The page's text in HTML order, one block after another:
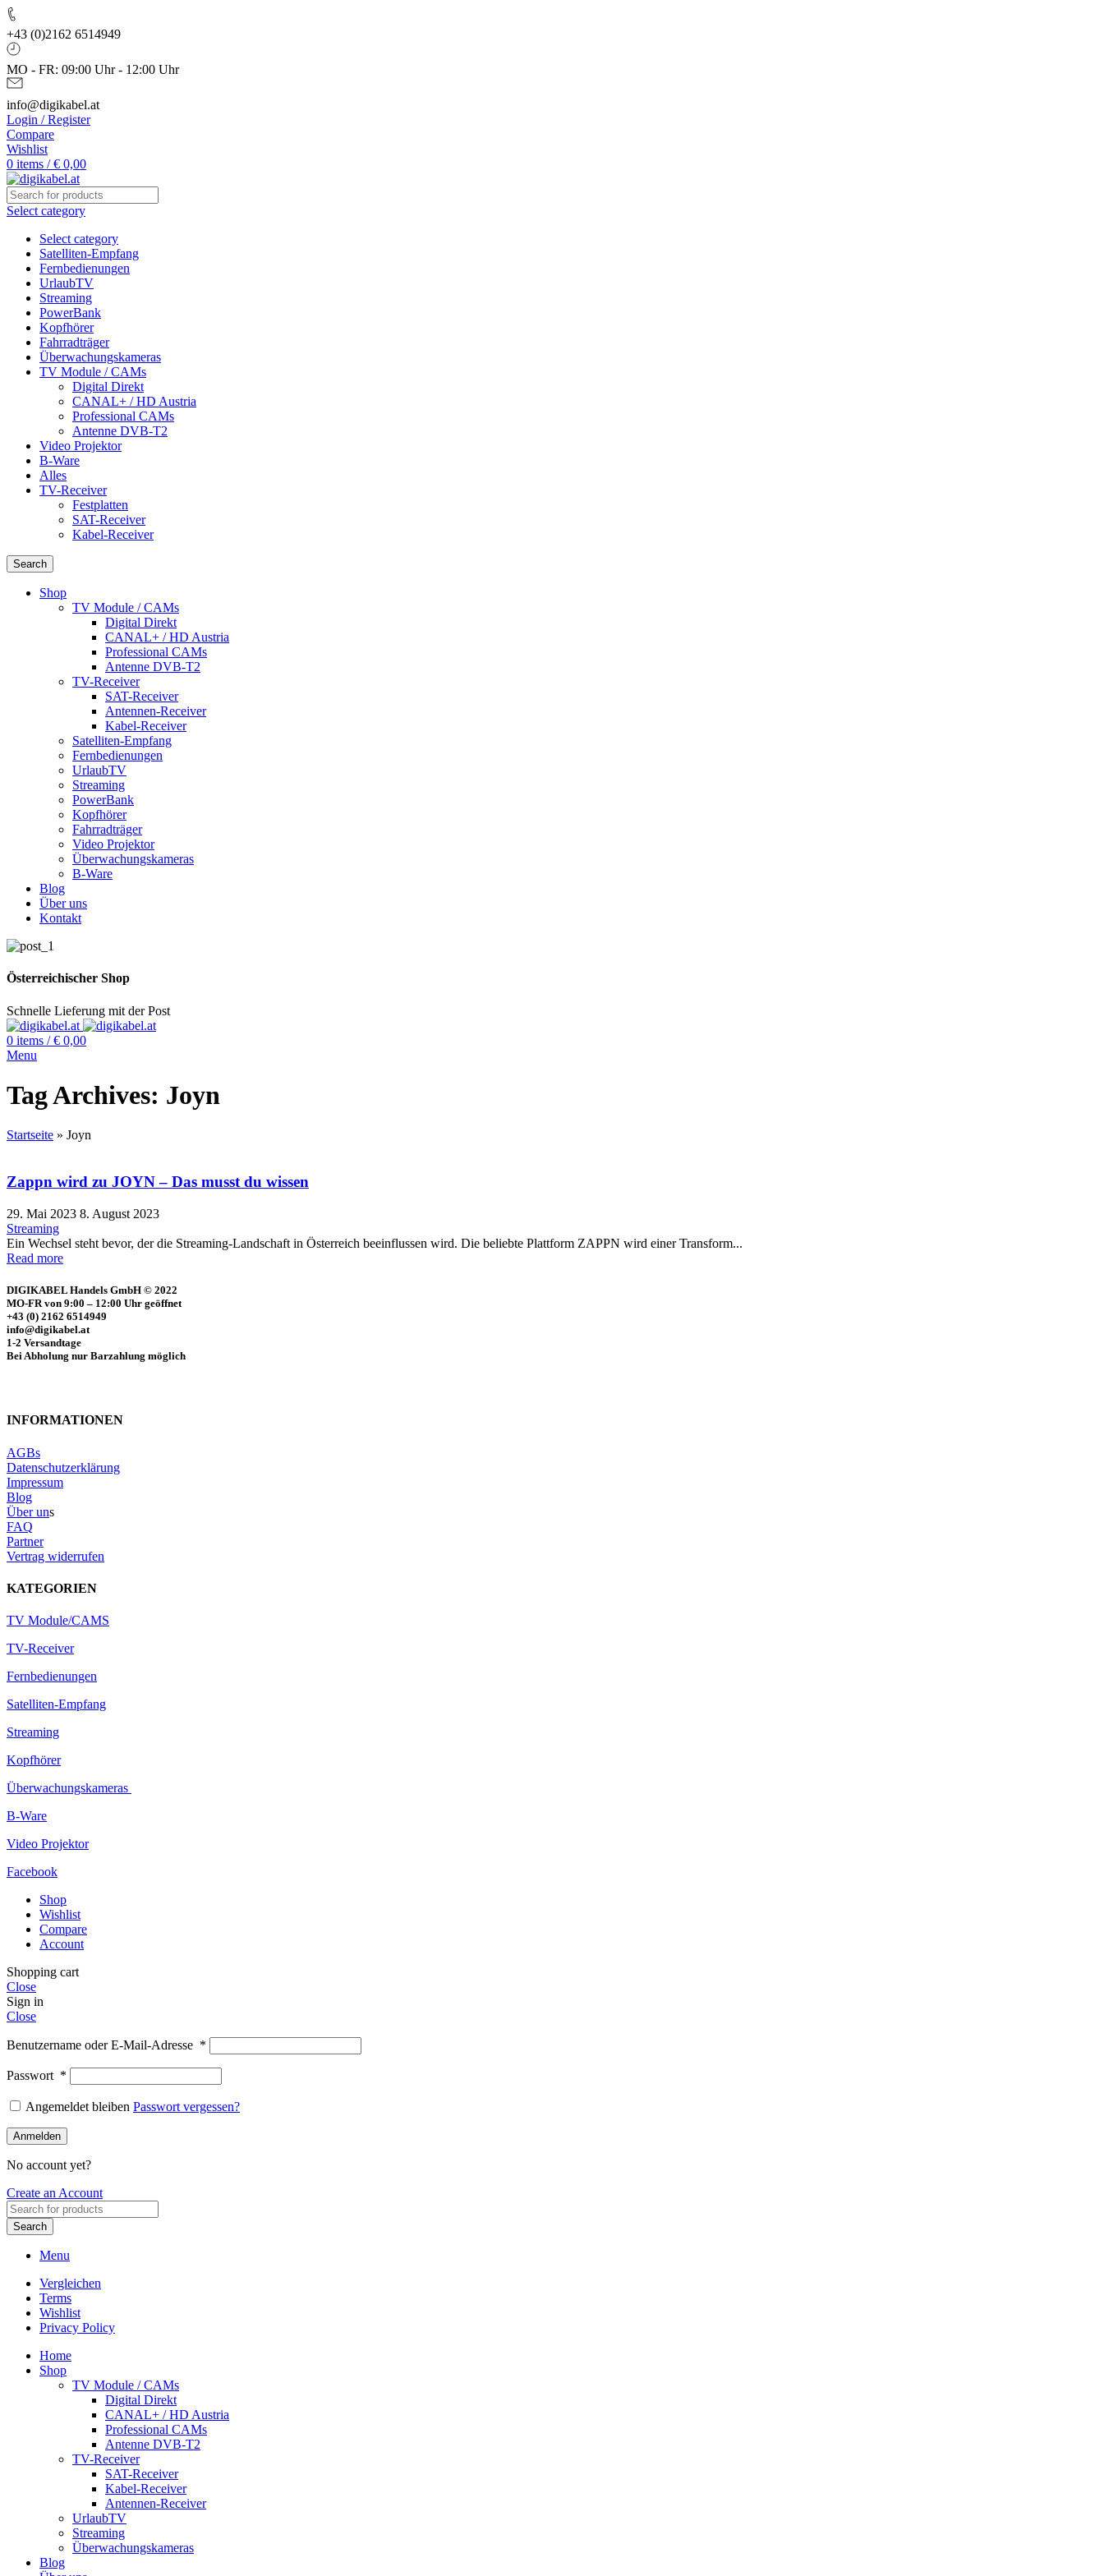
+43 (0)2162 6514949
MO - FR: 09:00 Uhr - 12:00 Uhr
info@digikabel.at
Login / Register
Compare
Wishlist
0 items / € 0,00
Select category
Select category
Satelliten-Empfang
Fernbedienungen
UrlaubTV
Streaming
PowerBank
Kopfhörer
Fahrradträger
Überwachungskameras
TV Module / CAMs
Digital Direkt
CANAL+ / HD Austria
Professional CAMs
Antenne DVB-T2
Video Projektor
B-Ware
Alles
TV-Receiver
Festplatten
SAT-Receiver
Kabel-Receiver
Search
Shop
TV Module / CAMs
Digital Direkt
CANAL+ / HD Austria
Professional CAMs
Antenne DVB-T2
TV-Receiver
SAT-Receiver
Antennen-Receiver
Kabel-Receiver
Satelliten-Empfang
Fernbedienungen
UrlaubTV
Streaming
PowerBank
Kopfhörer
Fahrradträger
Video Projektor
Überwachungskameras
B-Ware
Blog
Über uns
Kontakt
Österreichischer Shop
Schnelle Lieferung mit der Post
0 items / € 0,00
Menu
Tag Archives: Joyn
Startseite » Joyn
Zappn wird zu JOYN – Das musst du wissen
29. Mai 2023 8. August 2023
Streaming
Ein Wechsel steht bevor, der die Streaming-Landschaft in Österreich beeinflussen wird. Die beliebte Plattform ZAPPN wird einer Transform...
Read more
DIGIKABEL Handels GmbH © 2022
MO-FR von 9:00 – 12:00 Uhr geöffnet
+43 (0) 2162 6514949
info@digikabel.at
1-2 Versandtage
Bei Abholung nur Barzahlung möglich
INFORMATIONEN
AGBs
Datenschutzerklärung
Impressum
Blog
Über uns
FAQ
Partner
Vertrag widerrufen
KATEGORIEN
TV Module/CAMS
TV-Receiver
Fernbedienungen
Satelliten-Empfang
Streaming
Kopfhörer
Überwachungskameras
B-Ware
Video Projektor
Facebook
Shop
Wishlist
Compare
Account
Shopping cart
Close
Sign in
Close
Benutzername oder E-Mail-Adresse *
Passwort *
Angemeldet bleiben Passwort vergessen?
Anmelden
No account yet?
Create an Account
Search
Menu
Vergleichen
Terms
Wishlist
Privacy Policy
Home
Shop
TV Module / CAMs
Digital Direkt
CANAL+ / HD Austria
Professional CAMs
Antenne DVB-T2
TV-Receiver
SAT-Receiver
Kabel-Receiver
Antennen-Receiver
UrlaubTV
Streaming
Überwachungskameras
Blog